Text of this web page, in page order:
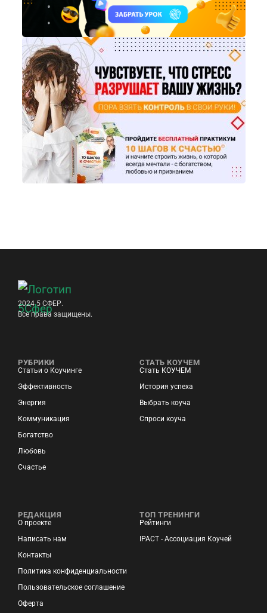
2024 5 СФЕР.
Все права защищены.
РУБРИКИ
Статьи о Коучинге
Эффективность
Энергия
Коммуникация
Богатство
Любовь
Счастье
СТАТЬ КОУЧЕМ
Стать КОУЧЕМ
История успеха
Выбрать коуча
Спроси коуча
РЕДАКЦИЯ
О проекте
Написать нам
Контакты
Политика конфиденциальности
Пользовательское соглашение
Оферта
ТОП ТРЕНИНГИ
Рейтинги
IPACT - Ассоциация Коучей